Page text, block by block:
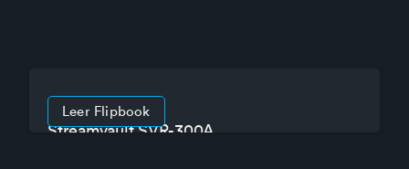
Streamvault SVR-300A
Leer Flipbook